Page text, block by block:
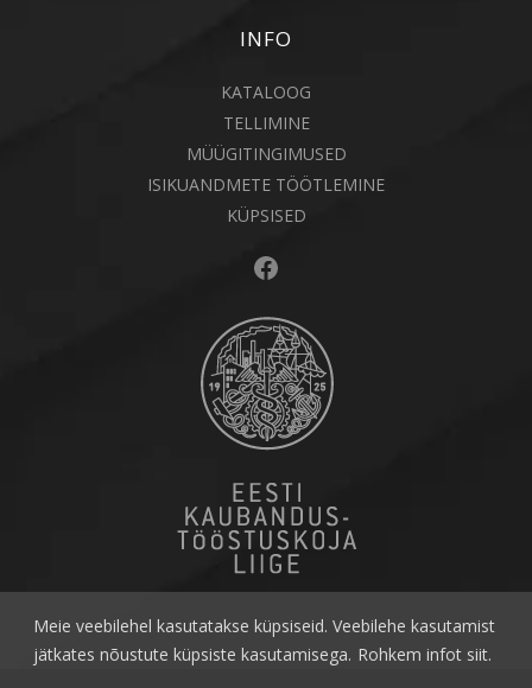
Meie veebilehel kasutatakse küpsiseid. Veebilehe kasutamist
jätkates nõustute küpsiste kasutamisega. Rohkem infot siit.
INFO
KATALOOG
TELLIMINE
MÜÜGITINGIMUSED
ISIKUANDMETE TÖÖTLEMINE
KÜPSISED
Facebook